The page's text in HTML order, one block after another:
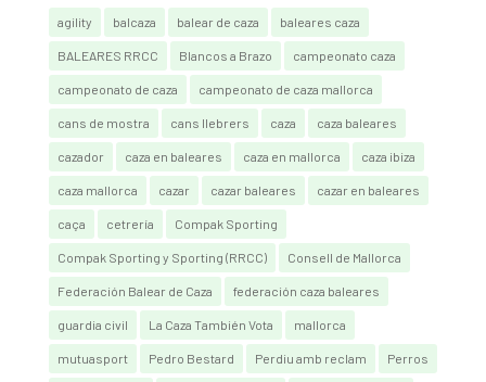
agility balcaza balear de caza baleares caza
BALEARES RRCC Blancos a Brazo campeonato caza
campeonato de caza campeonato de caza mallorca
cans de mostra cans llebrers caza caza baleares
cazador caza en baleares caza en mallorca caza ibiza
caza mallorca cazar cazar baleares cazar en baleares
caça cetrería Compak Sporting
Compak Sporting y Sporting (RRCC) Consell de Mallorca
Federación Balear de Caza federación caza baleares
guardia civil La Caza También Vota mallorca
mutuasport Pedro Bestard Perdiu amb reclam Perros